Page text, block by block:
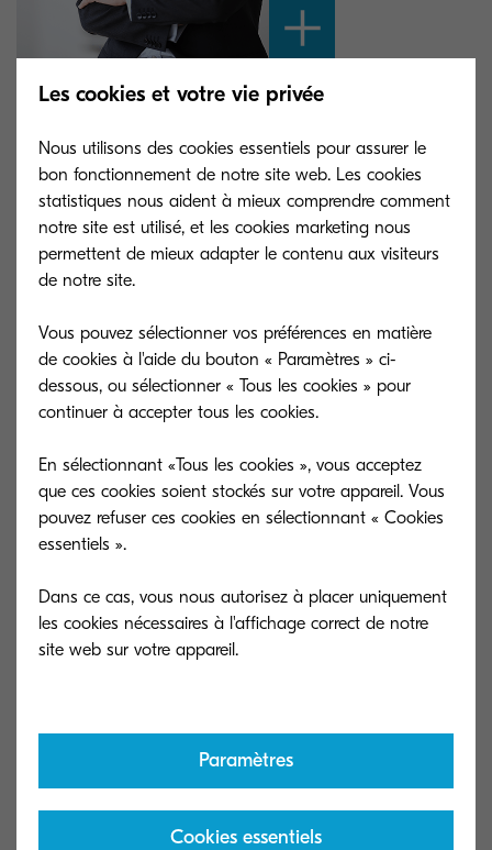
Sommaire
Benjamin Klauss
Animez vos sites web
Kyocera est là pour vous guider !
Formation
Les cookies et votre vie privée
Nous utilisons des cookies essentiels pour assurer le
bon fonctionnement de notre site web. Les cookies
statistiques nous aident à mieux comprendre comment
notre site est utilisé, et les cookies marketing nous
permettent de mieux adapter le contenu aux visiteurs
de notre site.
Vous pouvez sélectionner vos préférences en matière
de cookies à l'aide du bouton « Paramètres » ci-
dessous, ou sélectionner « Tous les cookies » pour
continuer à accepter tous les cookies.
En sélectionnant «Tous les cookies », vous acceptez
que ces cookies soient stockés sur votre appareil. Vous
pouvez refuser ces cookies en sélectionnant « Cookies
essentiels ».
Dans ce cas, vous nous autorisez à placer uniquement
les cookies nécessaires à l'affichage correct de notre
Paramètres
Cookies essentiels